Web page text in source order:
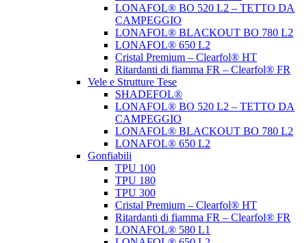
LONAFOL® BO 520 L2 – TETTO DA
CAMPEGGIO
LONAFOL® BLACKOUT BO 780 L2
LONAFOL® 650 L2
Cristal Premium – Clearfol® HT
Ritardanti di fiamma FR – Clearfol® FR
Vele e Strutture Tese
SHADEFOL®
LONAFOL® BO 520 L2 – TETTO DA
CAMPEGGIO
LONAFOL® BLACKOUT BO 780 L2
LONAFOL® 650 L2
Gonfiabili
TPU 100
TPU 180
TPU 300
Cristal Premium – Clearfol® HT
Ritardanti di fiamma FR – Clearfol® FR
LONAFOL® 580 L1